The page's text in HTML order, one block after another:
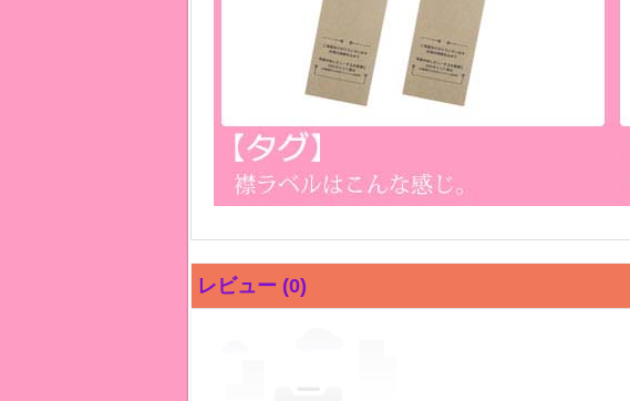
レビュー (0)